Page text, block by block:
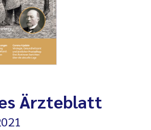
Ärzteblatt